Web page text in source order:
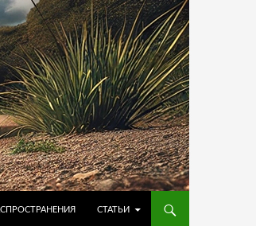
СТАТЬИ